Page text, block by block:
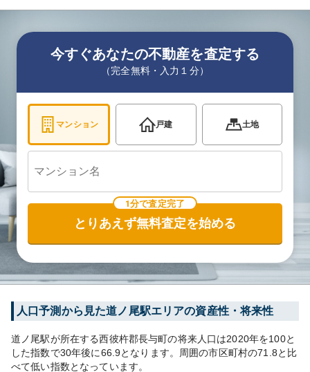
今すぐあなたの不動産を査定する
（完全無料・入力１分）
マンション 戸建 土地
1分で査定完了
とりあえず無料査定を始める
人口予測から見た道ノ尾駅エリアの資産性・将来性
道ノ尾駅が所在する西彼杵郡長与町の将来人口は2020年を100と
した指数で30年後に66.9となります。 周囲の市区町村の71.8と比
べて低い指数となっています。